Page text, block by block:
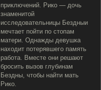
приключений. Рико — дочь
знаменитой
исследовательницы Бездныи
мечтает пойти по стопам
матери. Однажды девушка
находит потерявшего память
работа. Вместе они решают
бросить вызов глубинам
Бездны, чтобы найти мать
Рико.